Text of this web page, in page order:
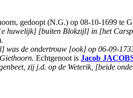
gedoopt (N.G.) op 08-10-1699 te
huwelijk] [buiten Blokzijl] in [het
was de ondertrouw [ook] op 06-09-
Echtgenoot is Jacob
zij j.d. op de Weterik, [beide